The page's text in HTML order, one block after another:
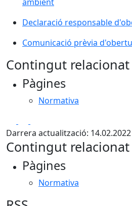
Declaració responsable
Comunicació prèvia
Contingut relacionat
Pàgines
Normativa
Darrera actualització:
Contingut relacionat
Pàgines
Normativa